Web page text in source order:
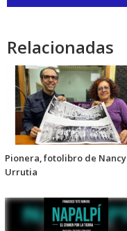
audio
Relacionadas
Pionera, fotolibro de Nancy
Urrutia